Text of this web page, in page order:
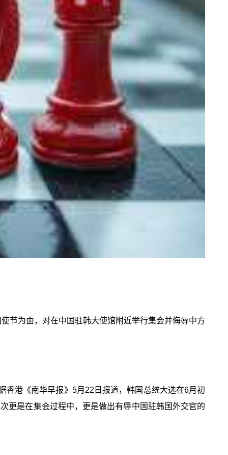
节为由，对在中国驻韩大使馆附近举行集会并侮辱中方
香港《南华早报》5月22日报道，韩国总统大选在6月初
更是在集会过程中，更是做出有辱中国驻韩国外交官的